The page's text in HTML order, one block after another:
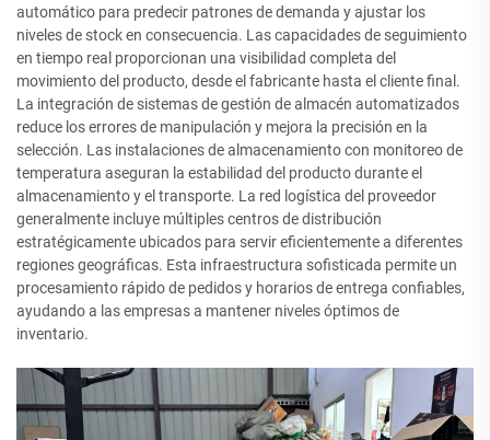
automático para predecir patrones de demanda y ajustar los
niveles de stock en consecuencia. Las capacidades de seguimiento
en tiempo real proporcionan una visibilidad completa del
movimiento del producto, desde el fabricante hasta el cliente final.
La integración de sistemas de gestión de almacén automatizados
reduce los errores de manipulación y mejora la precisión en la
selección. Las instalaciones de almacenamiento con monitoreo de
temperatura aseguran la estabilidad del producto durante el
almacenamiento y el transporte. La red logística del proveedor
generalmente incluye múltiples centros de distribución
estratégicamente ubicados para servir eficientemente a diferentes
regiones geográficas. Esta infraestructura sofisticada permite un
procesamiento rápido de pedidos y horarios de entrega confiables,
ayudando a las empresas a mantener niveles óptimos de
inventario.